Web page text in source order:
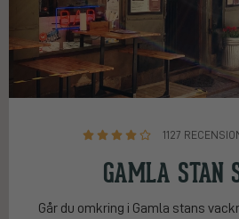
1127
GAMLA STAN
Går du omkring i Gamla stans